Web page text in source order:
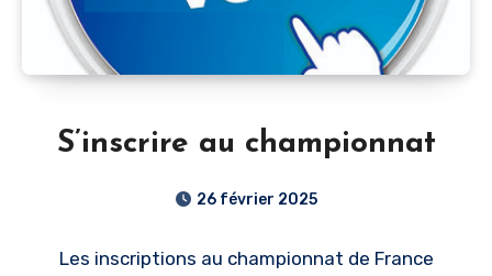
S’inscrire au championnat
26 février 2025
Les inscriptions au championnat de France